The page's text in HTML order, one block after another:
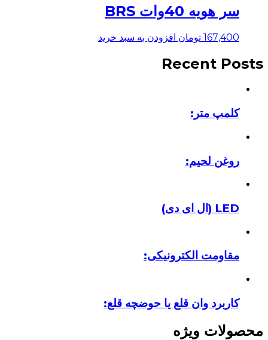
سر هویه 40وات BRS
167,400 تومان افزودن به سبد خرید
Recent Posts
کلمپ متر:
روغن لحیم:
LED (ال ای دی)
مقاومت الکترونیکی:
کاربرد وان قلع یا حوضچه قلع:
محصولات ویژه